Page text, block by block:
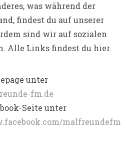
was während der
findest du auf unserer
sind wir auf sozialen
Alle Links findest du hier.
unter
fm.de
Seite unter
malfreundefm